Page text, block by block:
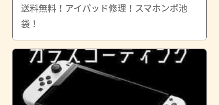
送料無料！アイパッド修理！スマホンポ池
袋！